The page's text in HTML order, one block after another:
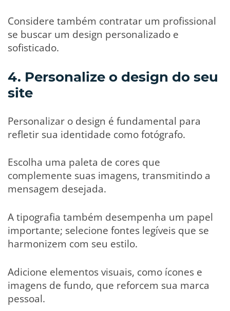
Considere também contratar um profissional
se buscar um design personalizado e
sofisticado.
4. Personalize o design do seu
site
Personalizar o design é fundamental para
refletir sua identidade como fotógrafo.
Escolha uma paleta de cores que
complemente suas imagens, transmitindo a
mensagem desejada.
A tipografia também desempenha um papel
importante; selecione fontes legíveis que se
harmonizem com seu estilo.
Adicione elementos visuais, como ícones e
imagens de fundo, que reforcem sua marca
pessoal.